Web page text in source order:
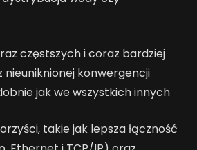
częstszych i coraz bardziej
konwergencji
jak we wszystkich innych
takie jak lepsza łączność